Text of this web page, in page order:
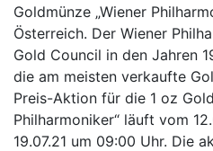
Goldmünze „Wiener
Österreich. Der Wiener
Gold Council in den Jahren
die am meisten verkaufte
Preis-Aktion für die 1 oz
Philharmoniker“ läuft vom
19.07.21 um 09:00 Uhr. Die